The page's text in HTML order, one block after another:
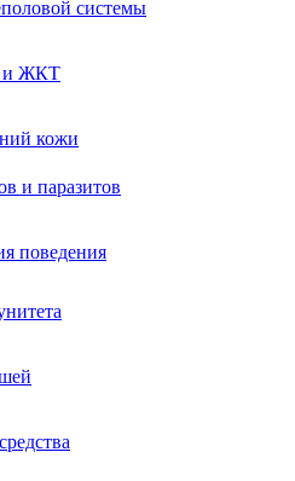
системы
и ЖКТ
кожи
и паразитов
поведения